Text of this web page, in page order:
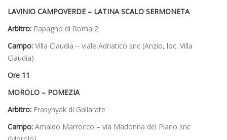
LAVINIO CAMPOVERDE – LATINA SCALO SERMONETA
Arbitro: Papagno di Roma 2
Campo: Villa Claudia – viale Adriatico snc (Anzio, loc. Villa
Claudia)
Ore 11
MOROLO – POMEZIA
Arbitro: Frasynyak di Gallarate
Campo: Arnaldo Marrocco – via Madonna del Piano snc